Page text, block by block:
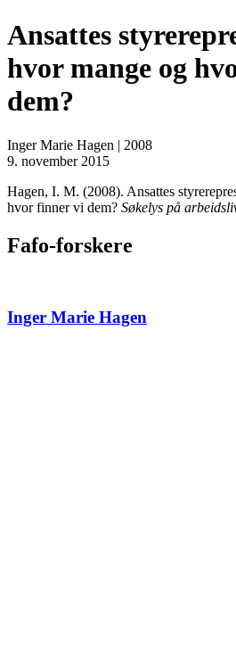
Ansattes
hvor mange og
dem?
Inger Marie Hagen | 2008
9. november 2015
Hagen, I. M. (2008). Ansattes
hvor finner vi dem? Søkelys på
Fafo-forskere
Inger Marie Hagen